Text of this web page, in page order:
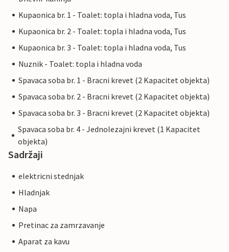
Kupaonica br. 1 - Toalet: topla i hladna voda, Tus
Kupaonica br. 2 - Toalet: topla i hladna voda, Tus
Kupaonica br. 3 - Toalet: topla i hladna voda, Tus
Nuznik - Toalet: topla i hladna voda
Spavaca soba br. 1 - Bracni krevet (2 Kapacitet objekta)
Spavaca soba br. 2 - Bracni krevet (2 Kapacitet objekta)
Spavaca soba br. 3 - Bracni krevet (2 Kapacitet objekta)
Spavaca soba br. 4 - Jednolezajni krevet (1 Kapacitet
objekta)
Sadržaji
elektricni stednjak
Hladnjak
Napa
Pretinac za zamrzavanje
Aparat za kavu